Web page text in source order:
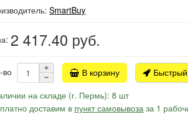
SmartBuy
2 417.40 руб.
во В корзину
Быстрый
на складе (г. Пермь): 8 шт
доставим в пункт самовывоза за 1